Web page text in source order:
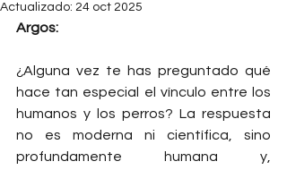
Actualizado: 24 oct 2025
Argos:
¿Alguna vez te has preguntado qué
hace tan especial el vínculo entre los
humanos y los perros? La respuesta
no es moderna ni científica, sino
profundamente humana y,